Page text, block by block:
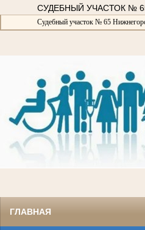
СУДЕБНЫЙ УЧАСТОК №
Судебный участок № 65
ГЛАВНАЯ